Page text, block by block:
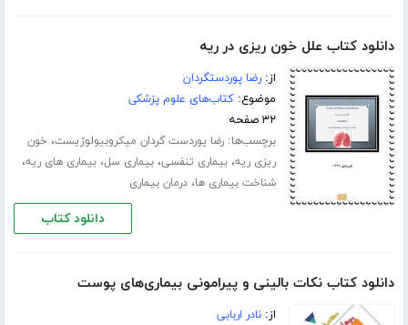
دانلود کتاب علل خون ریزی در ریه
از:رضا پوردستگردان
موضوع:کتاب‌های علوم پزشکی
۳۲ صفحه
برچسب‌ها:رضا پوردست گردان میکروبیولوژیست، خون
ریزی ریه،بیماری تنفسی،بیماری سل،بیماری های ریه،
شناخت بیماری ها،درمان بیماری
دانلود کتاب
دانلود کتاب نکات بالینی و پیرامونی بیماری‌های پوست
از:نادر اربابی